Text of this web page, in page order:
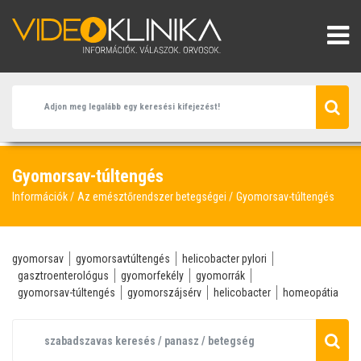
Gyomorsav-túltengés
Információk Az emésztőrendszer betegségei Gyomorsav-túltengés
gyomorsav gyomorsavtúltengés
helicobacter pylori
gasztroenterológus
gyomorfekély
gyomorrák
gyomorsav-túltengés
gyomorszájsérv helicobacter homeopátia